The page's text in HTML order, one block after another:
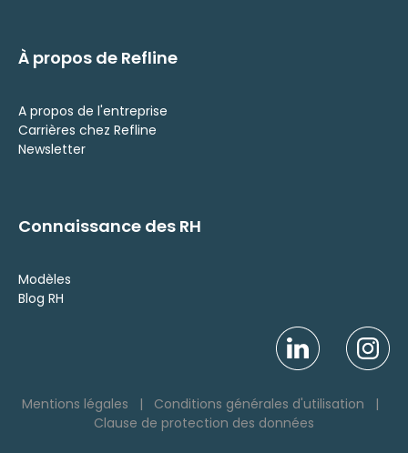
À propos de Refline
A propos de l'entreprise
Carrières chez Refline
Newsletter
Connaissance des RH
Modèles
Blog RH
Mentions légales | Conditions générales d'utilisation
|
Clause de protection des données